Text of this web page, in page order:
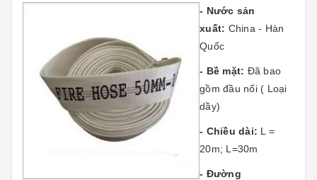
- Nước sản
xuất: China - Hàn
Quốc
- Bề mặt: Đã bao
gồm đầu nối ( Loại
dầy)
- Chiều dài: L =
20m; L=30m
- Đường